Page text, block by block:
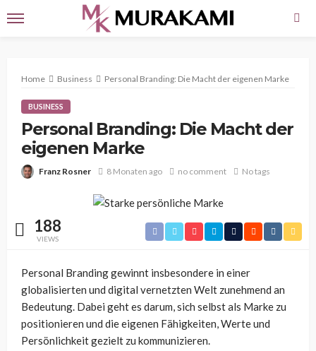
Home Business Personal Branding: Die Macht der eigenen Marke
BUSINESS
Personal Branding: Die Macht der
eigenen Marke
Franz Rosner 8 Monaten ago no comment No tags
188
VIEWS
Personal Branding gewinnt insbesondere in einer
globalisierten und digital vernetzten Welt zunehmend an
Bedeutung. Dabei geht es darum, sich selbst als Marke zu
positionieren und die eigenen Fähigkeiten, Werte und
Persönlichkeit gezielt zu kommunizieren.